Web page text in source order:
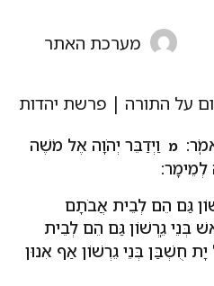
מערכת האתר
מ וַיְדַבֵּר יְהֹוָה אֶל מֹשֶׁה
לְמֵימָר:
גַּם הֵם לְבֵית אֲבֹתָם
בְּנֵי גֵֽרְשׁוֹן גַּם הֵם לְבֵית
חֻשְׁבַּן בְּנֵי גֵרְשׁוֹן אַף אִנוּן